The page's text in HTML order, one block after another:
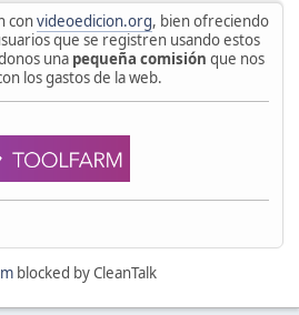
convideoedicion.org, bien ofreciendo
que se registren usando estos
una pequeña comisión que nos
los gastos de la web.
blocked by CleanTalk